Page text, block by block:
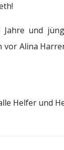
und
vor Alina
Helfer und